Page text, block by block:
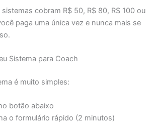
cobram R$ 50, R$ 80, R$ 100 ou
paga uma única vez e nunca mais se
Sistema para Coach
é muito simples:
botão abaixo
o formulário rápido (2 minutos)